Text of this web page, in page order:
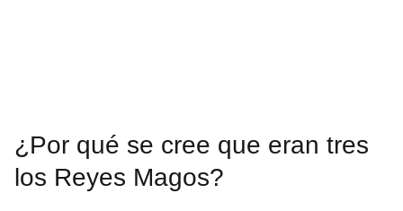
¿Por qué se cree que eran tres
los Reyes Magos?